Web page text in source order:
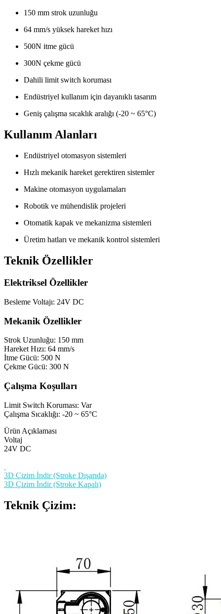
150 mm strok uzunluğu
64 mm/s yüksek hareket hızı
500N itme gücü
300N çekme gücü
Dahili limit switch koruması
Endüstriyel kullanım için dayanıklı tasarım
Geniş çalışma sıcaklık aralığı (-20 ~ 65°C)
Kullanım Alanları
Endüstriyel otomasyon sistemleri
Hızlı mekanik hareket gerektiren sistemler
Makine otomasyon uygulamaları
Robotik ve mühendislik projeleri
Otomatik kapak ve mekanizma sistemleri
Üretim hatları ve mekanik kontrol sistemleri
Teknik Özellikler
Elektriksel Özellikler
Besleme Voltajı: 24V DC
Mekanik Özellikler
Strok Uzunluğu: 150 mm
Hareket Hızı: 64 mm/s
İtme Gücü: 500 N
Çekme Gücü: 300 N
Çalışma Koşulları
Limit Switch Koruması: Var
Çalışma Sıcaklığı: -20 ~ 65°C
Ürün Açıklaması
Voltaj
24V DC
3D Çizim İndir (Stroke Dışarıda)
3D Çizim İndir (Stroke Kapalı)
Teknik Çizim: